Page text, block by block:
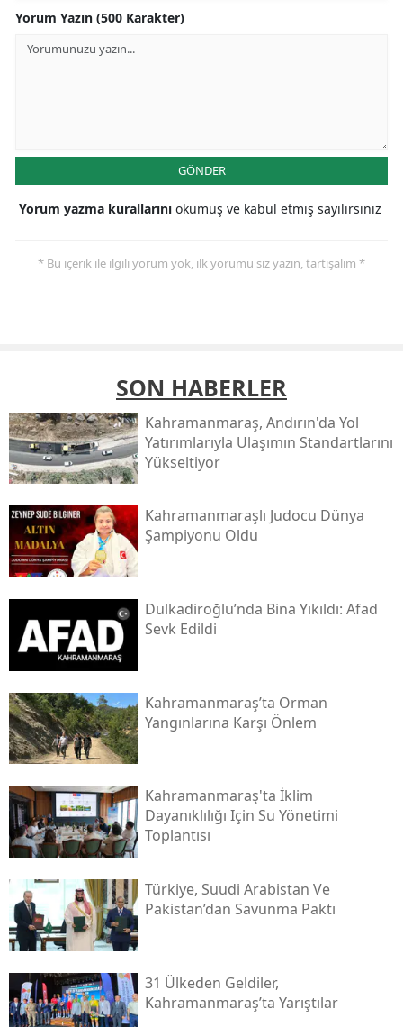
Yorum Yazın (500 Karakter)
GÖNDER
Yorum yazma kurallarını okumuş ve kabul etmiş sayılırsınız
* Bu içerik ile ilgili yorum yok, ilk yorumu siz yazın, tartışalım *
SON HABERLER
Kahramanmaraş, Andırın'da Yol
Yatırımlarıyla Ulaşımın Standartlarını
Yükseltiyor
Kahramanmaraşlı Judocu Dünya
Şampiyonu Oldu
Dulkadiroğlu’nda Bina Yıkıldı: Afad
Sevk Edildi
Kahramanmaraş’ta Orman
Yangınlarına Karşı Önlem
Kahramanmaraş'ta İklim
Dayanıklılığı Için Su Yönetimi
Toplantısı
Türkiye, Suudi Arabistan Ve
Pakistan’dan Savunma Paktı
31 Ülkeden Geldiler,
Kahramanmaraş’ta Yarıştılar